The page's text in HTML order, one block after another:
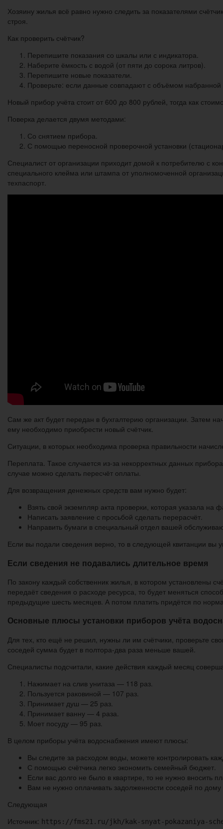
Хозяину жилья всё равно нужно следить за показателями
строя.
Как проверить счётчик?
Перепишите показания со шкалы или с индикатора.
Наберите ёмкость с водой (от пяти до сорока литров).
Перепишите новые показатели.
Проверьте: если данные совпадают с объёмом
Новый прибор учёта стоит от 600 до 800 рублей, тогда как
Поверка делается двумя методами:
Со снятием прибора.
С помощью переносной проверочной установки
Специалист от организации приходит домой к потребителю с
специального клейма или штампа от уполномоченной
техпаспорт.
Сам же акт будет передан в бухгалтерию организации. Затем
ему необходимо приобрести новый счётчик.
Ситуации, в которых необходима проверка правильности
Переплата. Такое случается из-за некорректных данных
случае можно сделать пересчёт оплаты.
Для возвращения денежных средств вам нужно будет:
Взять свой экземпляр акта проверки, которая указала на
Написать заявление с просьбой сделать перерасчёт.
Направить бумаги в специальный отдел вашей
Если вы подали сведения верно, то в следующей квитанции вы
Если сведения не подавались длительное время
По закону каждый собственник жилья, в котором установлены
передаёт сведения о расходе ресурса, то будет меняться
предыдущие шесть месяцев. А потом платить придётся по
Основные плюсы установки приборов учёта
Для тех, кто ещё не решил, нужны ли им счётчики, проверьте
соседей сумма будет в полтора-два раза меньше вашей.
Специалисты подсчитали, какие действия каждый месяц
Нажимает на слив унитаза — 118 раз.
Пользуется раковиной — 107 раз.
Принимает душ — 25 раз.
Принимает ванну — 4 раза.
Моет посуду — 95 раз.
В целом приборы учёта водоснабжения имеют плюсы:
Вы следите за расходом воды, можете контролировать
С помощью счётчика легко экономить семейный бюджет.
Если вас долго не было в квартире, то не нужно вносить
Вам не нужно оплачивать задолженности соседей по
Следующая
Источник: https://fms21.ru/jkh/kak-snyat-pokazaniya-